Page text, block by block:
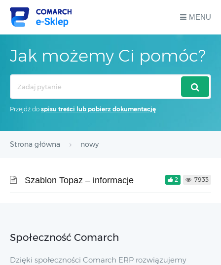
MENU
Jak możemy Ci pomóc?
Przejdź do spisu treści lub pobierz dokumentację
Strona główna nowy
Szablon Topaz – informacje 2 7933
Społeczność Comarch
Dzięki społeczności Comarch ERP rozwiązujemy